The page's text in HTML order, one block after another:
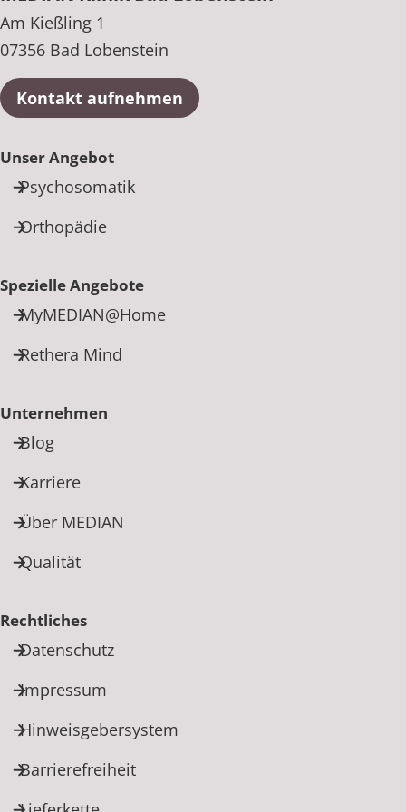
Am Kießling 1
07356 Bad Lobenstein
Kontakt aufnehmen
Unser Angebot
Psychosomatik
Orthopädie
Spezielle Angebote
MyMEDIAN@Home
Rethera Mind
Unternehmen
Blog
Karriere
Über MEDIAN
Qualität
Rechtliches
Datenschutz
Impressum
Hinweisgebersystem
Barrierefreiheit